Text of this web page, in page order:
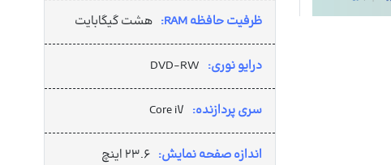
ظرفیت حافظه RAM: هشت گیگابایت
درایو نوری: DVD-RW
سری پردازنده: Core i۷
اندازه صفحه نمایش: ۲۳.۶ اینچ